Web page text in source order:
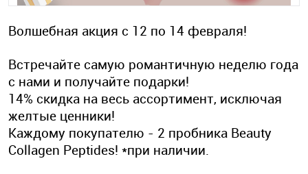
Волшебная акция с 12 по 14 февраля!
Встречайте самую романтичную неделю года
с нами и получайте подарки!
14% скидка на весь ассортимент, исключая
желтые ценники!
Каждому покупателю - 2 пробника Beauty
Collagen Peptides! *при наличии.